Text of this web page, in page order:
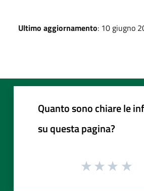
Ultimo aggiornamento: 10 giugno
Quanto sono chiare le
su questa pagina?